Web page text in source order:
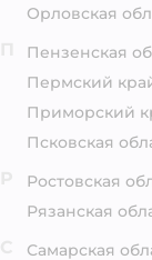
Орловская
Пензенская
Пермский
Приморский
Псковская
Ростовская
Рязанская
Самарская